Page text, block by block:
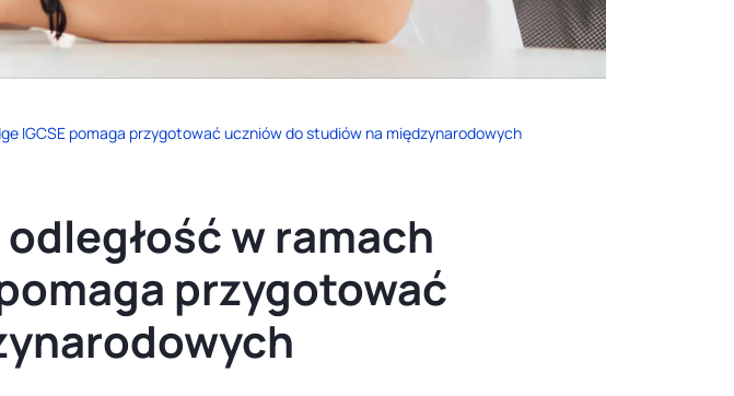
IGCSE pomaga przygotować uczniów do studiów na międzynarodowych
w ramach
przygotować